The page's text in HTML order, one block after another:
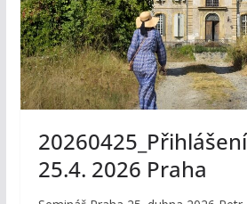
25.4. 2026 Praha